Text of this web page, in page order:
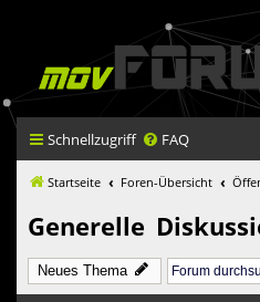
Schnellzugriff FAQ
Startseite Foren-Übersicht
Generelle
Neues Thema